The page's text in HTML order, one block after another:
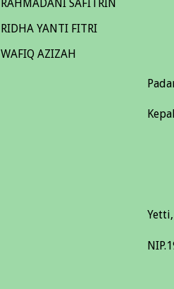
RAHMADANI SAFITRIN
RIDHA YANTI FITRI
WAFIQ AZIZAH
Yetti,